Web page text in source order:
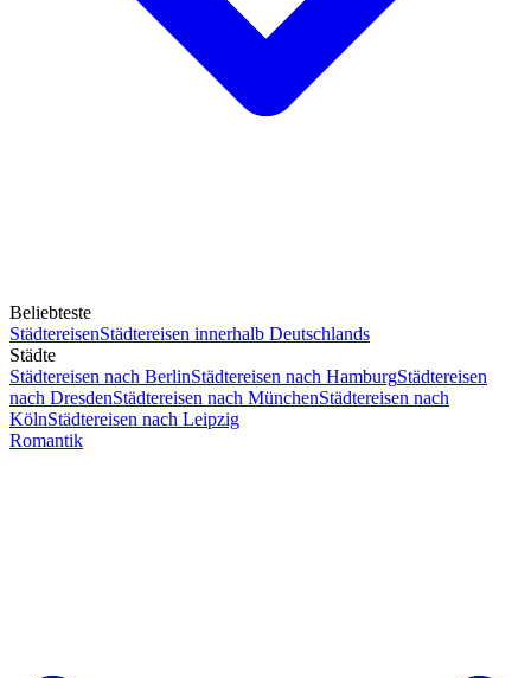
Beliebteste
StädtereisenStädtereisen innerhalb Deutschlands
Städte
Städtereisen nach BerlinStädtereisen nach HamburgStädtereisen
nach DresdenStädtereisen nach MünchenStädtereisen nach
KölnStädtereisen nach Leipzig
Romantik